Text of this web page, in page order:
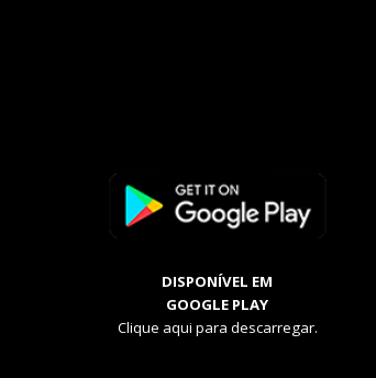
DISPONÍVEL EM
GOOGLE PLAY
Clique aqui para descarregar.